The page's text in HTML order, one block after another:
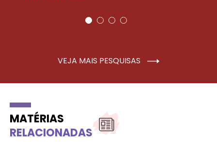
VEJA MAIS PESQUISAS
MATÉRIAS
RELACIONADAS